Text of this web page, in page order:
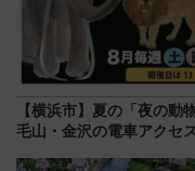
【横浜市】夏の「夜の
毛山・金沢の電車アクセ